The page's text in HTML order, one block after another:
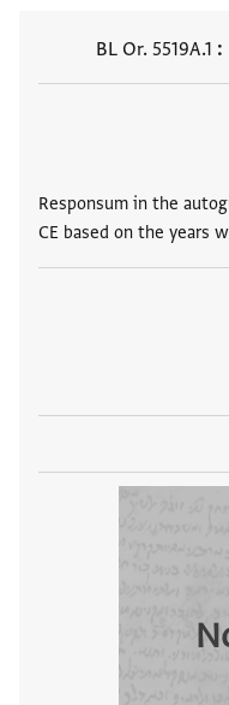
BL Or. 5519A.1
Responsum in the
CE based on the years